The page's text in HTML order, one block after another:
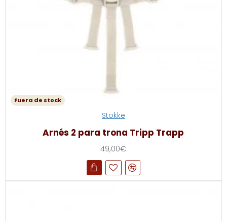
Fuera de stock
Stokke
Arnés 2 para trona Tripp Trapp
49,00€